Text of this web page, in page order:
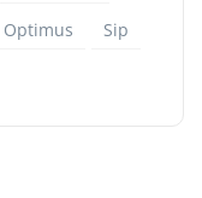
Optimus
Sip